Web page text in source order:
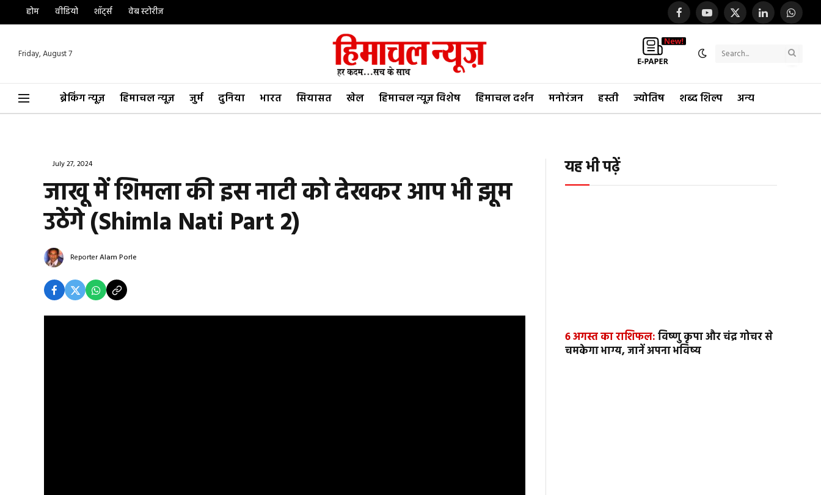
होम वीडियो शॉर्ट्स वेब स्टोरीज FacebookYouTube
X
LinkedIn
Friday, August 7
ब्रेकिंग न्यूज़ हिमाचल न्यूज़ जुर्म दुनिया भारत सियासत खेल हिमाचल न्यूज़ विशेष हिमाचल दर्शन मनोरंजन हस्ती ज्योतिष शब्द शिल्प अन्य
July 27, 2024
जाखू में शिमला की इस नाटी को देखकर आप भी झूम
उठेंगे (Shimla Nati Part 2)
ReporterAlam Porle
यह भी पढ़ें
6 अगस्त का राशिफल:विष्णु कृपा और चंद्र गोचर से
चमकेगा भाग्य, जानें अपना भविष्य